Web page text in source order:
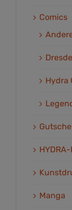
Comics
Hydra
Manga